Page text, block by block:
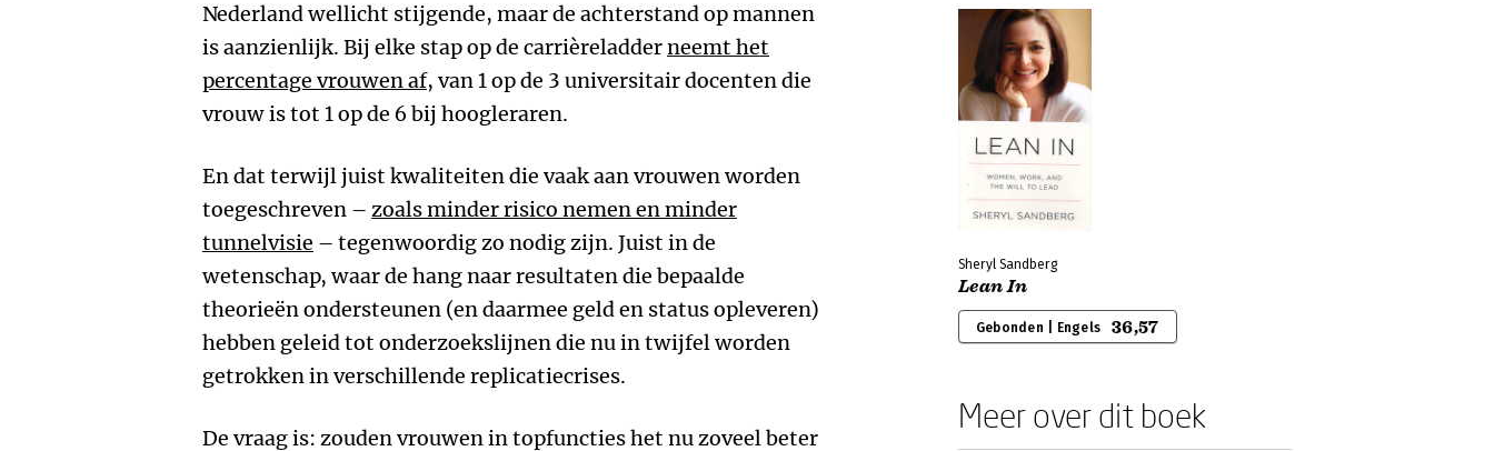
Nederland wellicht stijgende, maar de achterstand op mannen
is aanzienlijk. Bij elke stap op de carrièreladderneemt het
percentage vrouwen af, van 1 op de 3 universitair docenten die
vrouw is tot 1 op de 6 bij hoogleraren.
En dat terwijl juist kwaliteiten die vaak aan vrouwen worden
toegeschreven – zoals minder risico nemen en minder
tunnelvisie – tegenwoordig zo nodig zijn. Juist in de
wetenschap, waar de hang naar resultaten die bepaalde
theorieën ondersteunen (en daarmee geld en status opleveren)
hebben geleid tot onderzoekslijnen die nu in twijfel worden
getrokken in verschillende replicatiecrises.
De vraag is: zouden vrouwen in topfuncties het nu zoveel beter
Sheryl Sandberg
Lean In
Gebonden | Engels 36,57
Meer over dit boek